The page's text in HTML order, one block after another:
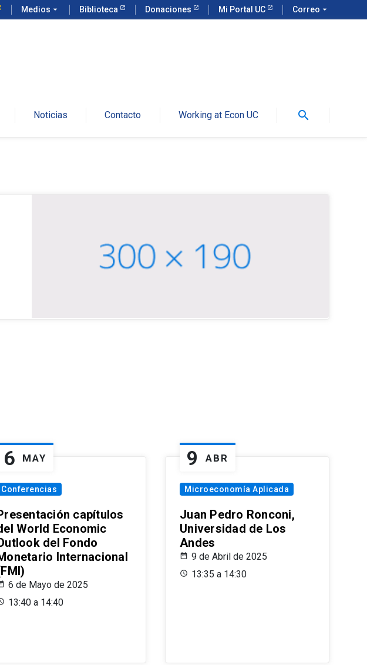
Medios arrow_drop_down Biblioteca Donaciones Mi Portal UC Correo arrow_drop_down
Noticias Contacto Working at Econ UC search
6 MAY
Conferencias
capítulos
World Economic
del Fondo
Internacional
6 de Mayo de 2025
13:40 a 14:40
9 ABR
Microeconomía Aplicada
Juan Pedro Ronconi,
Universidad de Los
Andes
9 de Abril de 2025
13:35 a 14:30